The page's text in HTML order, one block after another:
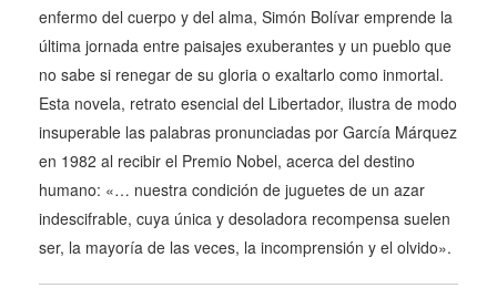
enfermo del cuerpo y del alma, Simón Bolívar emprende la
última jornada entre paisajes exuberantes y un pueblo que
no sabe si renegar de su gloria o exaltarlo como inmortal.
Esta novela, retrato esencial del Libertador, ilustra de modo
insuperable las palabras pronunciadas por García Márquez
en 1982 al recibir el Premio Nobel, acerca del destino
humano: «… nuestra condición de juguetes de un azar
indescifrable, cuya única y desoladora recompensa suelen
ser, la mayoría de las veces, la incomprensión y el olvido».